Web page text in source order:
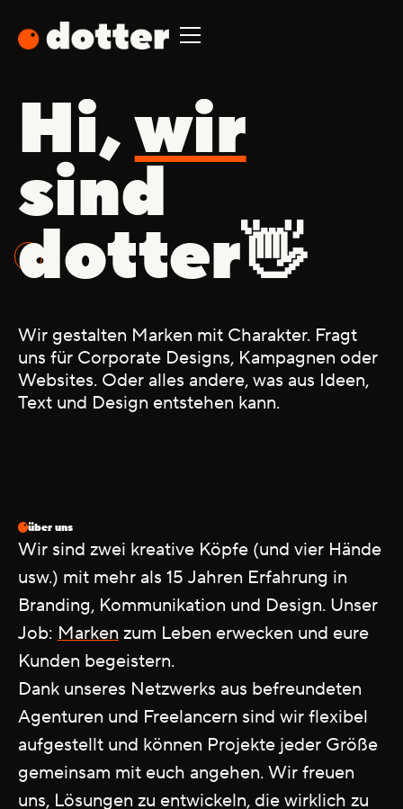
Hi,wir
sind
dotter👋
Wir gestalten Marken mit Charakter. Fragt
uns für Corporate Designs, Kampagnen oder
Websites. Oder alles andere, was aus Ideen,
Text und Design entstehen kann.
über uns
Wir sind zwei kreative Köpfe (und vier Hände
usw.) mit mehr als 15 Jahren Erfahrung in
Branding, Kommunikation und Design. Unser
Job: Marken zum Leben erwecken und eure
Kunden begeistern.
Dank unseres Netzwerks aus befreundeten
Agenturen und Freelancern sind wir flexibel
aufgestellt und können Projekte jeder Größe
gemeinsam mit euch angehen. Wir freuen
uns, Lösungen zu entwickeln, die wirklich zu